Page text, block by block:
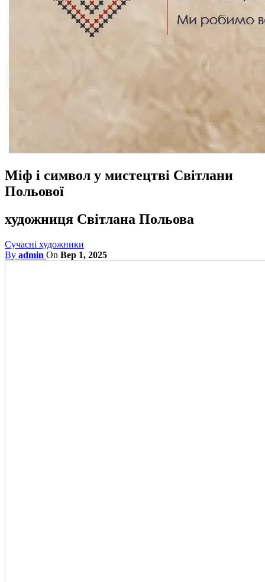
Міф і символ у мистецтві Світлани
Польової
художниця Світлана Польова
Сучасні художники
By admin On Вер 1, 2025